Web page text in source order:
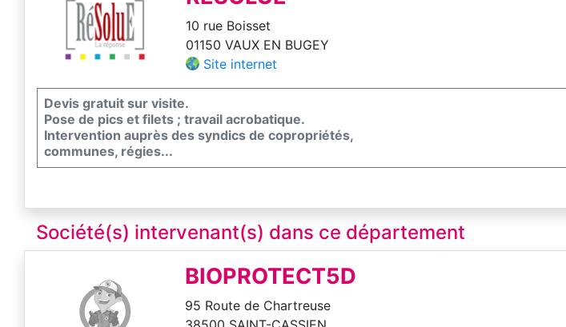
10 rue Boisset
01150 VAUX EN BUGEY
Site internet
Devis gratuit sur visite.
Pose de pics et filets ; travail acrobatique.
Intervention auprès des syndics de copropriétés,
communes, régies...
Société(s) intervenant(s) dans ce département
BIOPROTECT5D
95 Route de Chartreuse